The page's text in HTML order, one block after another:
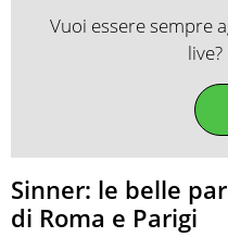
Vuoi essere sempre
Sinner: le belle
di Roma e Parigi